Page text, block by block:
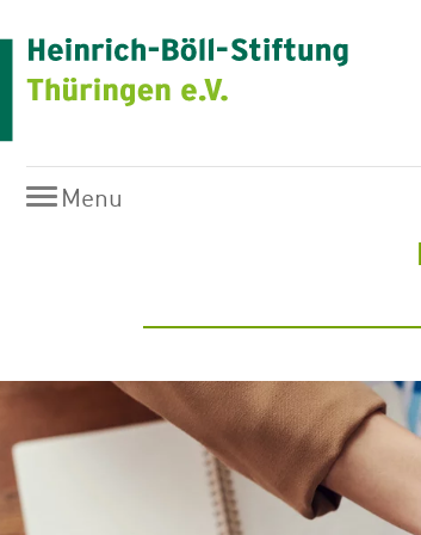
MenuMenu